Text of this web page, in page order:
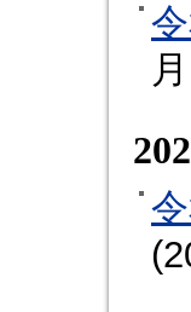
(